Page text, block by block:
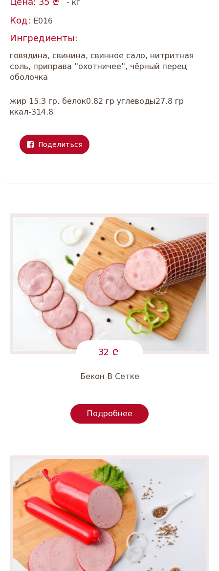
- кг
Код: E016
Ингредиенты:
говядина, свинина, свинное сало, нитритная
соль, приправа "охотничее", чёрный перец
оболочка
жир 15.3 гр. белок0.82 гр углеводы27.8 гр
ккал-314.8
Поделиться
32
Бекон В Сетке
Подробнее